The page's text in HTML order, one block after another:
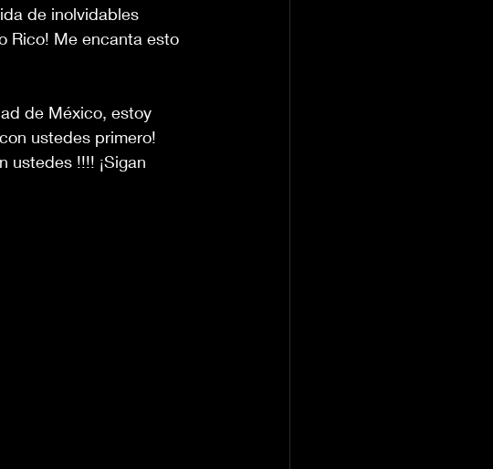
de inolvidables
Rico! Me encanta esto
de México, estoy
ustedes primero!
ustedes !!!! ¡Sigan